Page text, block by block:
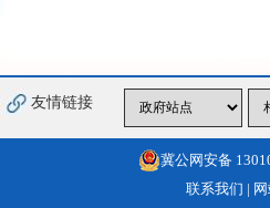
友情链接
冀公网安备
联系我们 |